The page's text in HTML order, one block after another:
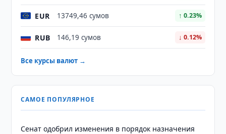
EUR 13749,46 сумов ↑ 0.23%
RUB 146,19 сумов ↓ 0.12%
Все курсы валют →
САМОЕ ПОПУЛЯРНОЕ
Сенат одобрил изменения в порядок назначения